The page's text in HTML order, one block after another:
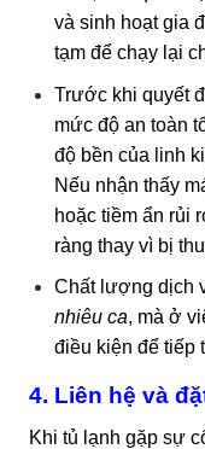
và sinh hoạt gia
tạm để chạy lại
Trước khi quyết
mức độ an toàn
độ bền của linh
Nếu nhận thấy
hoặc tiềm ẩn rủi
ràng thay vì bị
Chất lượng dịch
nhiêu ca, mà ở
điều kiện để tiếp
4. Liên hệ và
Khi tủ lạnh gặp sự